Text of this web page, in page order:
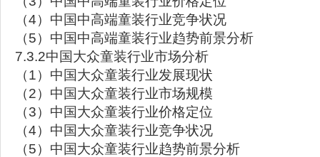
（4）中国中高端童装行业竞争状况
（5）中国中高端童装行业趋势前景分析
7.3.2中国大众童装行业市场分析
（1）中国大众童装行业发展现状
（2）中国大众童装行业市场规模
（3）中国大众童装行业价格定位
（4）中国大众童装行业竞争状况
（5）中国大众童装行业趋势前景分析